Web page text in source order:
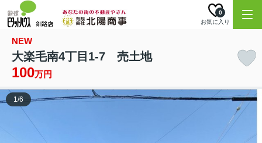
お気に入り
0
NEW
大楽毛南4丁目1-7 売土地
100万円
1/6